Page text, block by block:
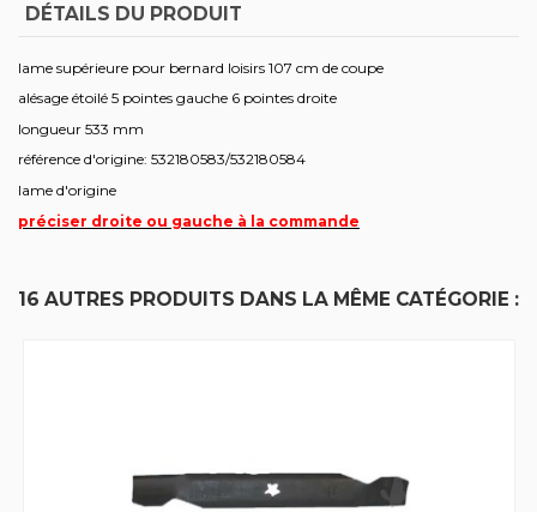
DÉTAILS DU PRODUIT
lame supérieure pour bernard loisirs 107 cm de coupe
alésage étoilé 5 pointes gauche 6 pointes droite
longueur 533 mm
référence d'origine: 532180583/532180584
lame d'origine
préciser droite ou gauche à la commande
16 AUTRES PRODUITS DANS LA MÊME CATÉGORIE :